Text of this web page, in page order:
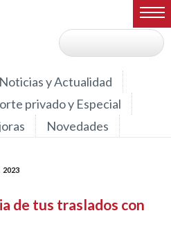
Noticias y Actualidad
privado y Especial
Novedades
2023
de tus traslados con